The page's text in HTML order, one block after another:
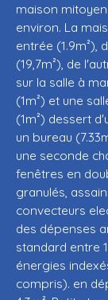
maison
environ. La
entrée (1.9m²),
(19,7m²), de
sur la salle à
(1m²) et une
(1m²) dessert
un bureau
une seconde
fenêtres en
granulés,
convecteurs
des dépenses
standard entre
énergies
compris). en